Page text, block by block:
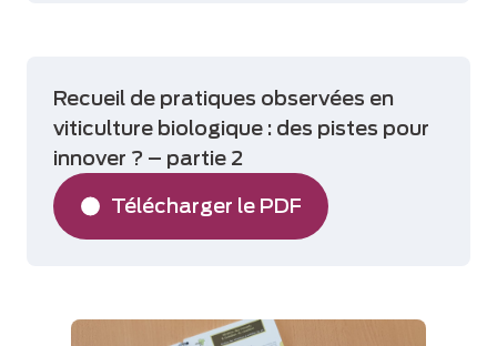
Recueil de pratiques observées en
viticulture biologique : des pistes pour
innover ? – partie 2
Télécharger le PDF